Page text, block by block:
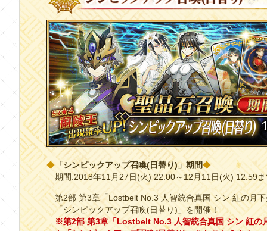
◆ 「シンピックアップ召喚(日替り)」期間◆
期間:2018年11月27日(火) 22:00～12月11日(火) 12:59
第2部 第3章「Lostbelt No.3 人智統合真国 シン 紅の月
「シンピックアップ召喚(日替り)」を開催！
※第2部 第3章「Lostbelt No.3 人智統合真国 シン 紅の